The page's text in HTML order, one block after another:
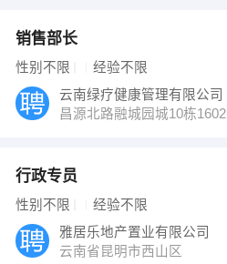
销售部长
性别不限 经验不限
云南绿疗健康管理有限公司
昌源北路融城园城10栋1602
行政专员
性别不限 经验不限
雅居乐地产置业有限公司
云南省昆明市西山区